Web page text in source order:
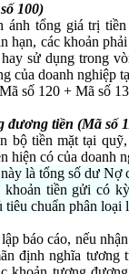
100)
ánh tổng giá trị
hạn, các khoản
sử dụng trong
của doanh nghiệp
số 120 + Mã số
đương tiền (Mã số
bộ tiền mặt tại
hiện có của doanh
là tổng số dư
tiền gửi có
tiêu chuẩn phân loại
báo cáo, nếu
định nghĩa